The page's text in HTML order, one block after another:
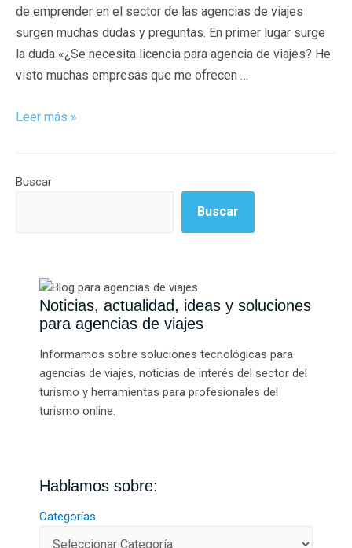
de emprender en el sector de las agencias de viajes
surgen muchas dudas y preguntas. En primer lugar surge
la duda «¿Se necesita licencia para agencia de viajes? He
visto muchas empresas que me ofrecen …
Leer más »
Buscar
Buscar
Noticias, actualidad, ideas y soluciones
para agencias de viajes
Informamos sobre soluciones tecnológicas para
agencias de viajes, noticias de interés del sector del
turismo y herramientas para profesionales del
turismo online.
Hablamos sobre:
Categorías